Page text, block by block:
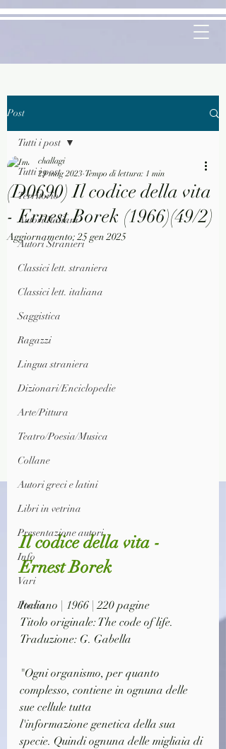
Post
Tutti i post
Territorio
Autori Italiani
Autori Stranieri
Classici lett. straniera
Classici lett. italiana
Saggistica
Ragazzi
Lingua straniera
Dizionari/Enciclopedie
Arte/Pittura
Teatro/Poesia/Musica
Collane
Autori greci e latini
Libri in vetrina
Presentazione autori
Info
Vari
Poesia
Tutti i post
(D0690) Il codice della vita
- Ernest Borek (1966)(49/2)
challagi
29 mag 2023 Tempo di lettura: 1 min
Aggiornamento:25 gen 2025
Il codice della vita -
Ernest Borek
Italiano | 1966 | 220 pagine
Titolo originale: The code of life.
Traduzione: G. Gabella
"Ogni organismo, per quanto
complesso, contiene in ognuna delle
sue cellule tutta
l'informazione genetica della sua
specie. Quindi ognuna delle migliaia di